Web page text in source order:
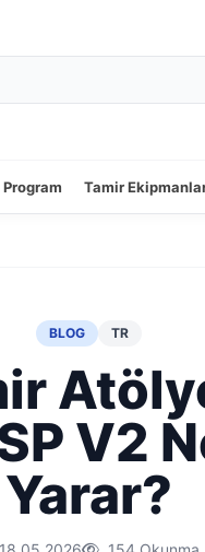
Tamir
BLOG TR
V2
Yarar?